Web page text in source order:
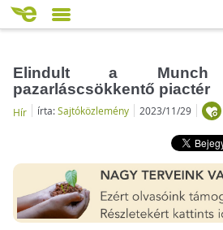
Elindult a
pazarláscsökkentő piactér
Hír írta:Sajtóközlemény 2023/11/29